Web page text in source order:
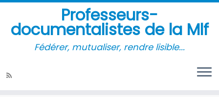
Professeurs-
documentalistes de la Mlf
Fédérer, mutualiser, rendre lisible...